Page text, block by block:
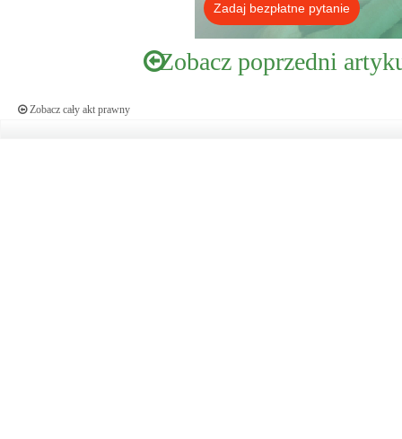
Zadaj bezpłatne pytanie
Zobacz poprzedni
Zobacz cały akt prawny